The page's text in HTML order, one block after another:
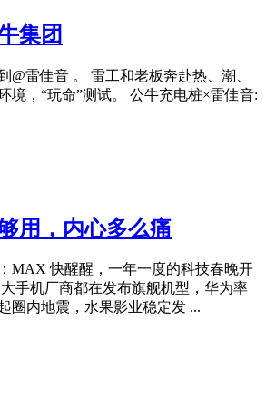
集团
@雷佳音 。 雷工和老板奔赴热、潮、
境，“玩命”测试。 公牛充电桩×雷佳音:
用，内心多么痛
MAX 快醒醒，一年一度的科技春晚开
手机厂商都在发布旗舰机型，华为率
圈内地震，水果影业稳定发 ...